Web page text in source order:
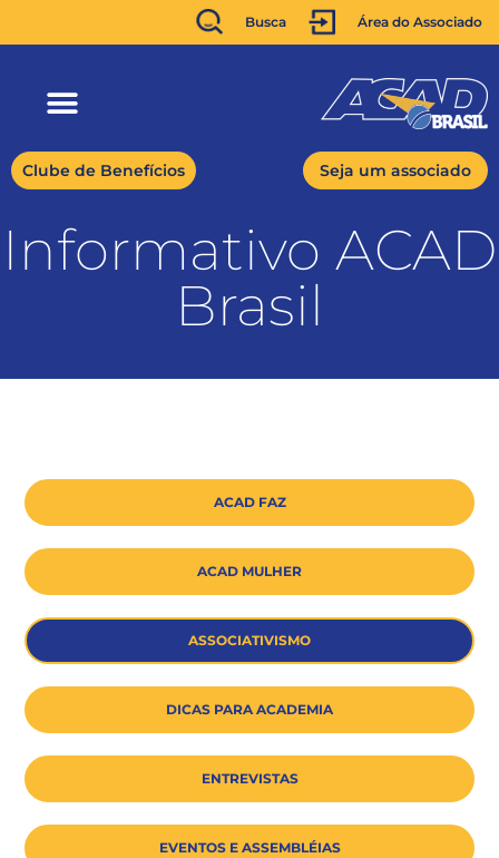
Busca Área do Associado
Clube de Benefícios Seja um associado
Informativo ACAD
Brasil
ACAD FAZ
ACAD MULHER
ASSOCIATIVISMO
DICAS PARA ACADEMIA
ENTREVISTAS
EVENTOS E ASSEMBLÉIAS